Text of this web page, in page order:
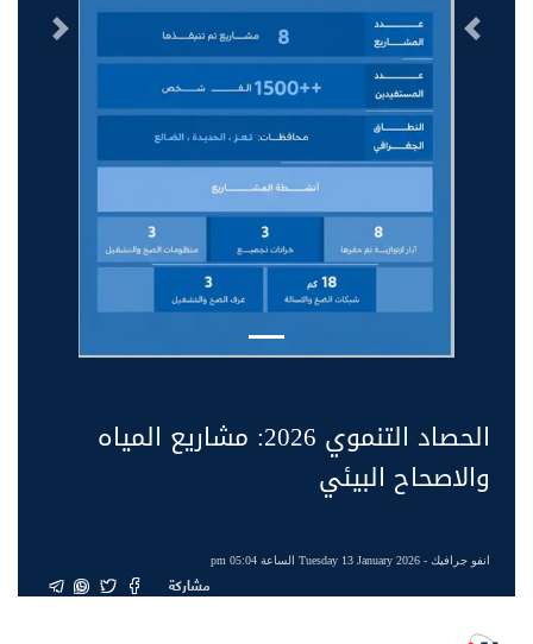
السابق التالى
الحصاد التنموي 2026: مشاريع المياه
والاصحاح البيئي
انفو جرافيك- Tuesday 13 January 2026 الساعة 05:04 pm
مشاركة